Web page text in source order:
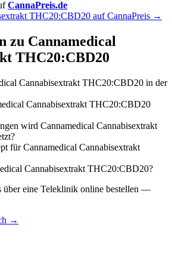
CannaPreis.de
THC20:CBD20 auf CannaPreis →
zu Cannamedical
THC20:CBD20
Cannabisextrakt THC20:CBD20 in der
Cannabisextrakt THC20:CBD20
wird Cannamedical Cannabisextrakt
für Cannamedical Cannabisextrakt
Cannabisextrakt THC20:CBD20?
über eine Teleklinik online bestellen —
→